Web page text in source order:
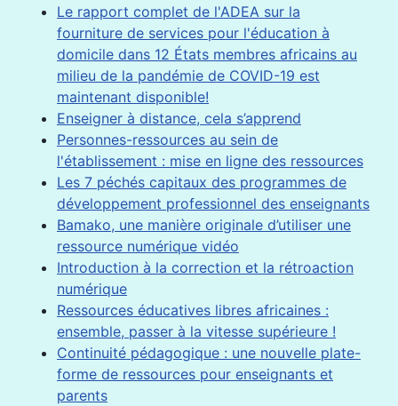
Le rapport complet de l'ADEA sur la
fourniture de services pour l'éducation à
domicile dans 12 États membres africains au
milieu de la pandémie de COVID-19 est
maintenant disponible!
Enseigner à distance, cela s’apprend
Personnes-ressources au sein de
l'établissement : mise en ligne des ressources
Les 7 péchés capitaux des programmes de
développement professionnel des enseignants
Bamako, une manière originale d’utiliser une
ressource numérique vidéo
Introduction à la correction et la rétroaction
numérique
Ressources éducatives libres africaines :
ensemble, passer à la vitesse supérieure !
Continuité pédagogique : une nouvelle plate-
forme de ressources pour enseignants et
parents